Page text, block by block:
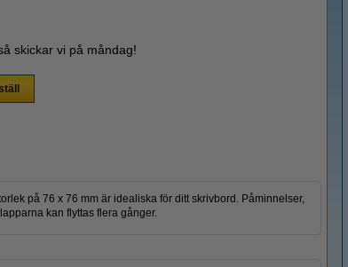
skickar vi på måndag!
på 76 x 76 mm är idealiska för ditt skrivbord. Påminnelser,
kan flyttas flera gånger.